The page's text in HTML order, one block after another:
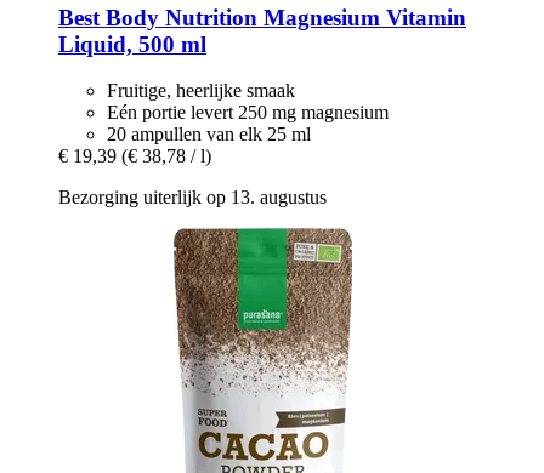
Best Body Nutrition Magnesium Vitamin
Liquid, 500 ml
Fruitige, heerlijke smaak
Eén portie levert 250 mg magnesium
20 ampullen van elk 25 ml
€ 19,39 (€ 38,78 / l)
Bezorging uiterlijk op 13. augustus